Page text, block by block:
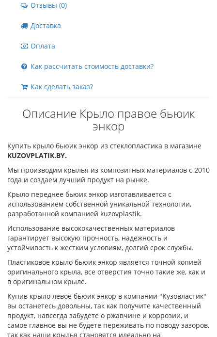
Отзывы (0)
Доставка
Оплата
Как рассчитать стоимость доставки?
Как сделать заказ?
Описание Крыло правое бьюик
энкор
Купить крыло бьюик энкор из стеклопластика в магазине
KUZOVPLATIK.BY.
Мы производим крылья из композитных материалов с 2010
года и создаем лучший продукт на рынке.
Крыло переднее бьюик энкор изготавливается с
использованием собственной уникальной технологии,
разработанной компанией kuzovplastik.
Использование высококачественных материалов
гарантирует высокую прочность, надежность и
устойчивость к жестким условиям, долгий срок службы.
Пластиковое крыло бьюик энкор является точной копией
оригинального крыла, все отверстия точно такие же, как и
в оригинальном крыле.
Купив крыло левое бьюик энкор в компании "Кузовластик"
вы останетесь довольны, так как получите качественный
продукт, навсегда забудете о ржавчине и коррозии, и
самое главное вы не будете переживать по поводу зазоров,
так как наши крылья становятся идеально на